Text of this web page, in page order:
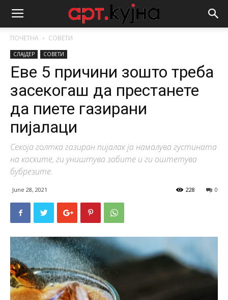
ПОЧЕТНА СОВЕТИ
СЛАЈДЕР СОВЕТИ
Еве 5 причини зошто треба
засекогаш да престанете
да пиете газирани
пијалаци
Секоја голтка газиран пијалак ја намалува густината
на коските, ги уништува забите и ги оштетува
бубрезите.
June 28, 2021 0
228